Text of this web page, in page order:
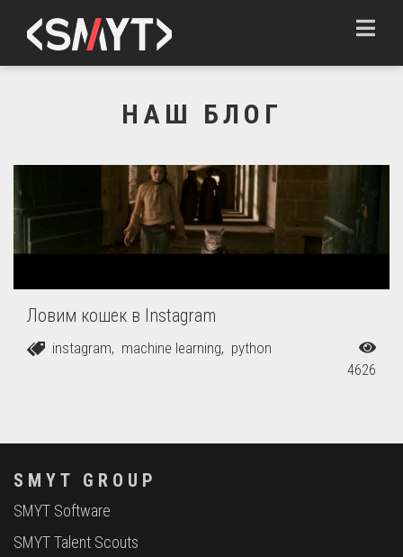
Toggle
НАШ БЛОГ
Ловим кошек в Instagram
instagram, machine learning, python
4626
SMYT GROUP
SMYT Software
SMYT Talent Scouts